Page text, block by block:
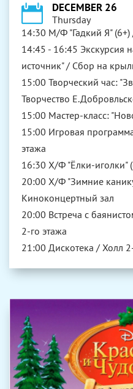
DECEMBER 26
Thursday
14:30 М/Ф "Гадкий Я"
14:45 - 16:45 Экскурсия
источник" / Сбор на
15:00 Творческий час:
Творчество
15:00 Мастер-класс:
15:00 Игровая
этажа
16:30 Х/Ф "Ёлки-иголки"
20:00 Х/Ф "Зимние
Киноконцертный зал
20:00 Встреча с
2-го этажа
21:00 Дискотека / Холл